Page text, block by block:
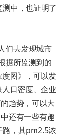
中，也证明了
们去发现城市
据所监测到的
图》，可以发
口密度、企业
趋势，可以大
还有一些有趣
路，其pm2.5浓